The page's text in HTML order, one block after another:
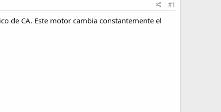
#1
de CA. Este motor cambia constantemente el